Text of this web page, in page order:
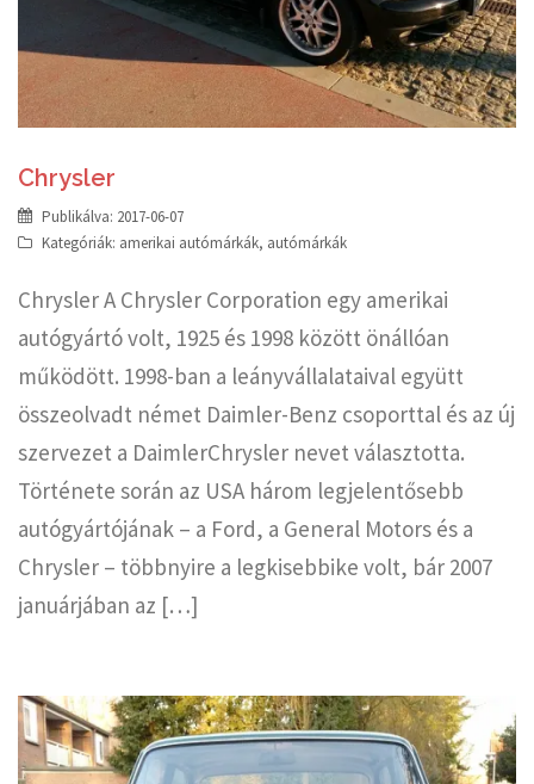
Chrysler
Publikálva: 2017-06-07
Kategóriák: amerikai autómárkák, autómárkák
Chrysler A Chrysler Corporation egy amerikai
autógyártó volt, 1925 és 1998 között önállóan
működött. 1998-ban a leányvállalataival együtt
összeolvadt német Daimler-Benz csoporttal és az új
szervezet a DaimlerChrysler nevet választotta.
Története során az USA három legjelentősebb
autógyártójának – a Ford, a General Motors és a
Chrysler – többnyire a legkisebbike volt, bár 2007
januárjában az […]